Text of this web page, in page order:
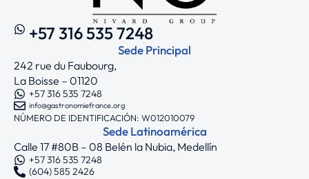
+57 316 535 7248
Sede Principal
242 rue du Faubourg,
La Boisse – 01120
+57 316 535 7248
info@gastronomiefrance.org
NÚMERO DE IDENTIFICACIÓN: W012010079
Sede Latinoamérica
Calle 17 #80B – 08 Belén la Nubia, Medellín
+57 316 535 7248
(604) 585 2426